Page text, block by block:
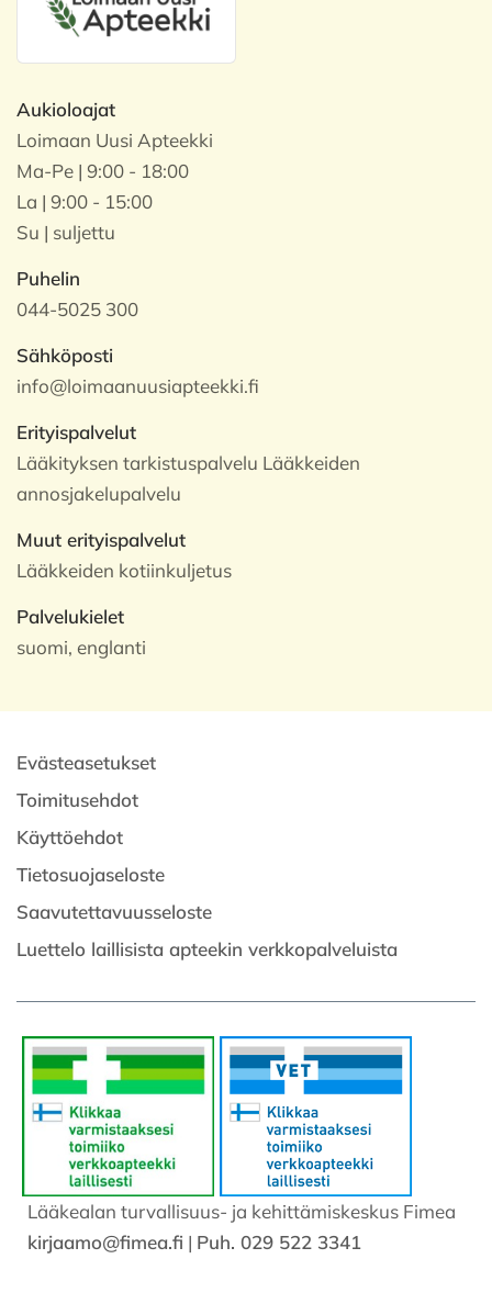
Aukioloajat
Loimaan Uusi Apteekki
Ma-Pe | 9:00 - 18:00
La | 9:00 - 15:00
Su | suljettu
Puhelin
044-5025 300
Sähköposti
info@loimaanuusiapteekki.fi
Erityispalvelut
Lääkityksen tarkistuspalvelu Lääkkeiden
annosjakelupalvelu
Muut erityispalvelut
Lääkkeiden kotiinkuljetus
Palvelukielet
suomi, englanti
Evästeasetukset
Toimitusehdot
Käyttöehdot
Tietosuojaseloste
Saavutettavuusseloste
Luettelo laillisista apteekin verkkopalveluista
Lääkealan turvallisuus- ja kehittämiskeskus Fimea
kirjaamo@fimea.fi | Puh. 029 522 3341